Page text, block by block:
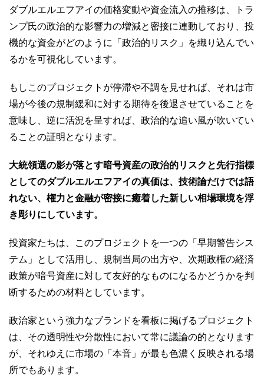
ダブルエルエフアイの価格変動や資金流入の推移は、トラ
ンプ氏の政治的な影響力の増減と密接に連動しており、投
機的な資金がどのように「政治的リスク」を織り込んでい
るかを可視化しています。
もしこのプロジェクトが停滞や不調を見せれば、それは市
場が今後の規制緩和に対する期待を後退させていることを
意味し、逆に活況を呈すれば、政治的な追い風が吹いてい
ることの証明となります。
大統領選の影が落とす暗号資産の政治的リスクと先行指標
としてのダブルエルエフアイの真価は、技術論だけでは語
れない、権力と金融が密接に癒着した新しい相場環境を浮
き彫りにしています。
投資家たちは、このプロジェクトを一つの「早期警告シス
テム」として活用し、規制当局の出方や、次期政権の経済
政策が暗号資産に対して友好的なものになるかどうかを判
断するための材料としています。
政治家という強力なブランドを看板に掲げるプロジェクト
は、その透明性や分散性において常に議論の的となります
が、それゆえに市場の「本音」が最も色濃く反映される場
所でもあります。